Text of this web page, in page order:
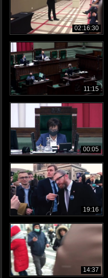
02:16:30
11:15
00:05
19:16
14:37